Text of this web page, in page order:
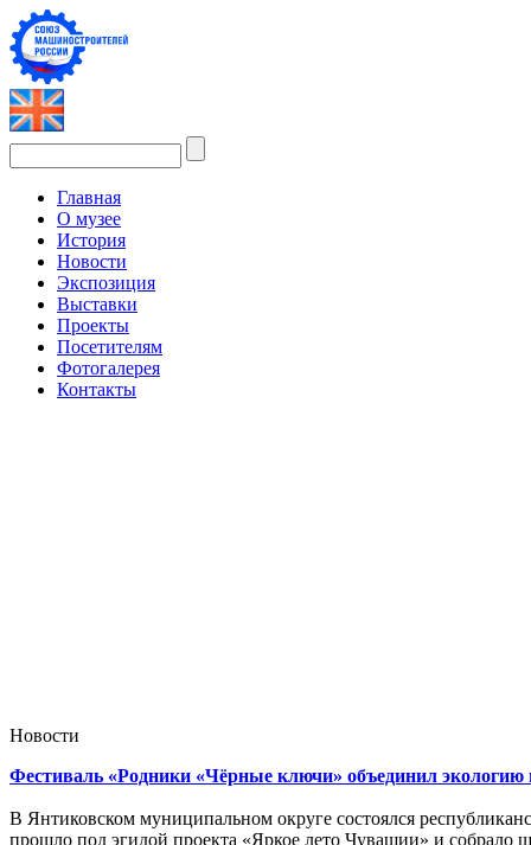
Главная
О музее
История
Новости
Экспозиция
Выставки
Проекты
Посетителям
Фотогалерея
Контакты
Новости
Фестиваль «Родники «Чёрные ключи» объединил экологию
В Янтиковском муниципальном округе состоялся
прошло под эгидой проекта «Яркое лето Чувашии» и собрало